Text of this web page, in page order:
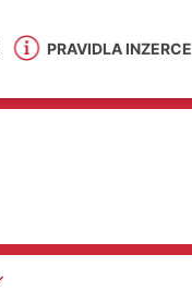
PRAVIDLA INZERCE